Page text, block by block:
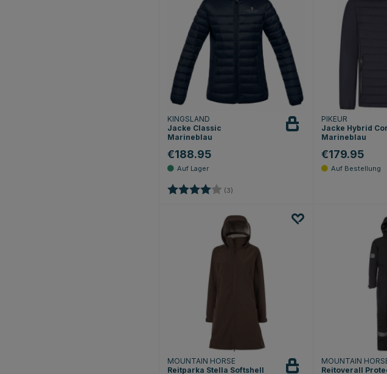
KINGSLAND
Jacke Classic
Marineblau
€188.95
Bewertung: (3)
PIKEUR
Jacke Hybrid
Marineblau
€179.95
MOUNTAIN HORSE
Reitparka Stella Softshell
MOUNTAIN
Reitoverall